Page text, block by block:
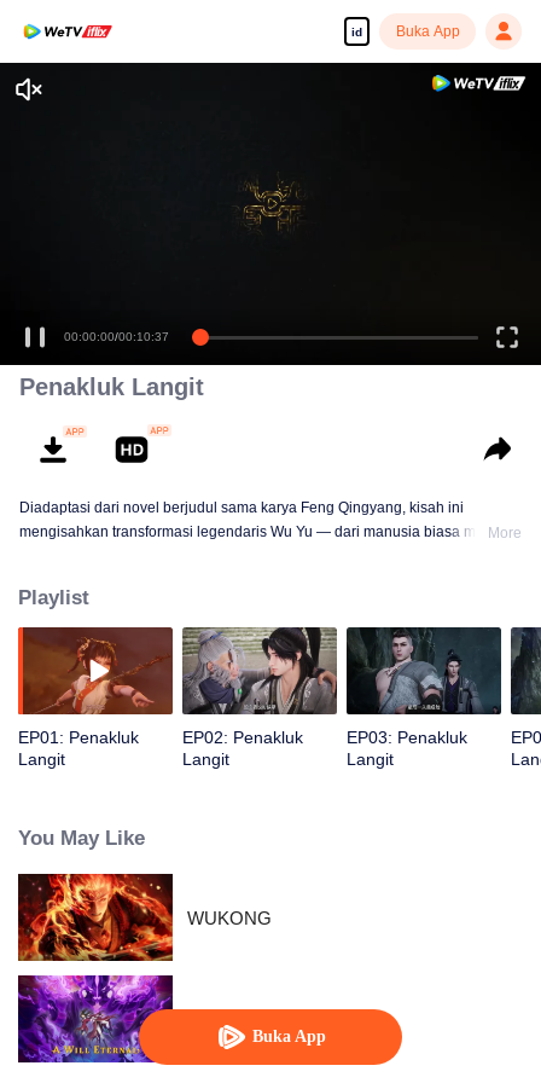
id Buka App
Buka App
00:00:00/00:10:37
Penakluk Langit
Diadaptasi dari novel berjudul sama karya Feng Qingyang, kisah ini
mengisahkan transformasi legendaris Wu Yu — dari manusia biasa menjadi
More
Playlist
EP01: Penakluk
Langit
EP02: Penakluk
Langit
EP03: Penakluk
Langit
You May Like
WUKONG